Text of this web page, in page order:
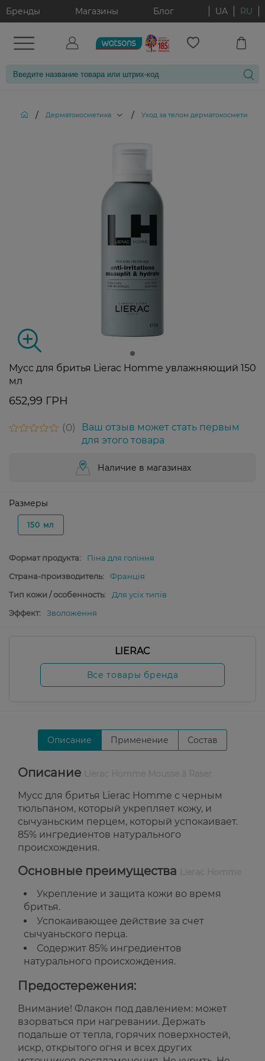
Бренды Магазины Блог UA RU
/ Дерматокосметика / Уход за телом дерматокосметика
Мусс для бритья Lierac Homme увлажняющий 150
мл
652,99 ГРН
0
Ваш отзыв может стать первым
для этого товара
Наличие в магазинах
Размеры
150 мл
Формат продукта:
Піна для гоління
Страна-производитель:
Франція
Тип кожи / особенность:
Для усіх типів
Эффект:
Зволоження
LIERAC
Все товары бренда
Описание Применение Состав
Описание
Мусс для бритья Lierac Homme с черным
тюльпаном, который укрепляет кожу, и
сычуаньским перцем, который успокаивает.
85% ингредиентов натурального
происхождения.
Основные преимущества
Укрепление и защита кожи во время
бритья.
Успокаивающее действие за счет
сычуаньского перца.
Содержит 85% ингредиентов
натурального происхождения.
Предостережения:
Внимание! Флакон под давлением: может
взорваться при нагревании. Держать
подальше от тепла, горячих поверхностей,
искр, открытого огня и всех других